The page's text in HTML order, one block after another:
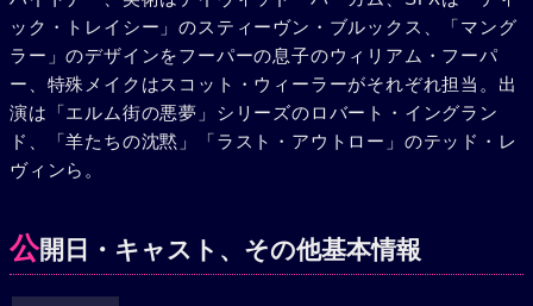
ルは外へは出なかった。数週間後。何事もなかったかのよう
にマングルが稼働するブルーリボン・ランドリー。指揮をと
るのは悪魔と取引したシェリーだった。
ック・トレイシー」のスティーヴン・ブルックス、「マング
ラー」のデザインをフーパーの息子のウィリアム・フーパ
ー、特殊メイクはスコット・ウィーラーがそれぞれ担当。出
演は「エルム街の悪夢」シリーズのロバート・イングラン
ド、「羊たちの沈黙」「ラスト・アウトロー」のテッド・レ
ヴィンら。
公開日・キャスト、その他基本情報